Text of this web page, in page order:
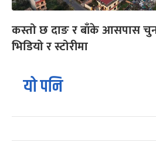
कस्तो छ दाङ र बाँके आसपास
भिडियो र स्टोरीमा
यो पनि